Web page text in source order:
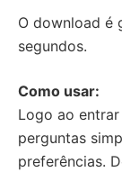
O download é
segundos.
Como usar:
Logo ao
perguntas
preferências.